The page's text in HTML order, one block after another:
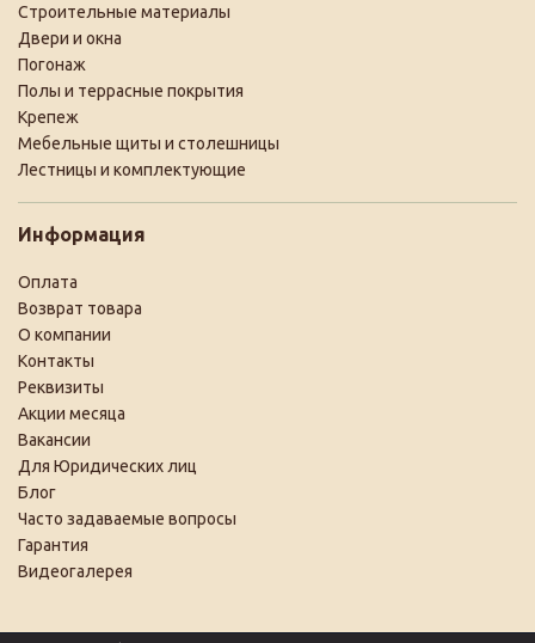
Строительные материалы
Двери и окна
Погонаж
Полы и террасные покрытия
Крепеж
Мебельные щиты и столешницы
Лестницы и комплектующие
Информация
Оплата
Возврат товара
О компании
Контакты
Реквизиты
Акции месяца
Вакансии
Для Юридических лиц
Блог
Часто задаваемые вопросы
Гарантия
Видеогалерея